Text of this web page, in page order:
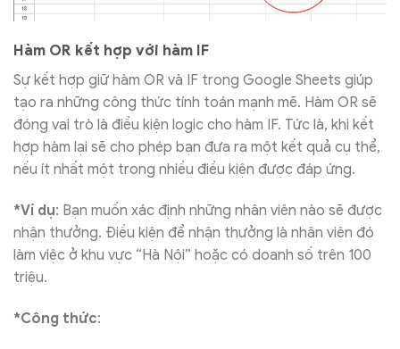
Hàm OR kết hợp với hàm IF
Sự kết hợp giữ hàm OR và IF trong Google Sheets giúp
tạo ra những công thức tính toán mạnh mẽ. Hàm OR sẽ
đóng vai trò là điều kiện logic cho hàm IF. Tức là, khi kết
hợp hàm lại sẽ cho phép bạn đưa ra một kết quả cụ thể,
nếu ít nhất một trong nhiều điều kiện được đáp ứng.
*Ví dụ: Bạn muốn xác định những nhân viên nào sẽ được
nhận thưởng. Điều kiện để nhận thưởng là nhân viên đó
làm việc ở khu vực “Hà Nội” hoặc có doanh số trên 100
triệu.
*Công thức: